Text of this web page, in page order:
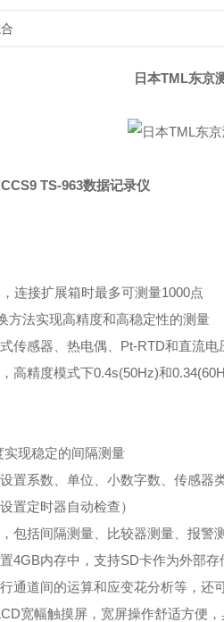
日本TML东京
TS-963数据记录仪
连接扩展箱时最多可测量1000点
方法实现高精度和高稳定性的测量
传感器、热电偶、 Pt-RTD和直流电
高精度模式下0.4s(50Hz)和
实现稳定的间隔测量
置系数、单位、小数字数、传感器
置定时器自动检查）
包括间隔测量、比较器测量、报警
4GB内存中，支持SD卡作为外部存
通道间的运算和应变花分析等，还
宽幅触摸屏，宽屏操作舒适方便，